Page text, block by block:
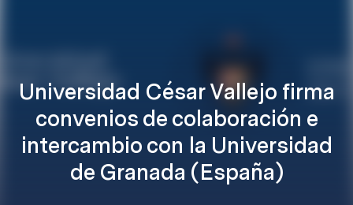
Universidad César Vallejo firma
convenios de colaboración e
intercambio con la Universidad
de Granada (España)